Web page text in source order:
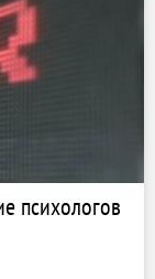
психологов